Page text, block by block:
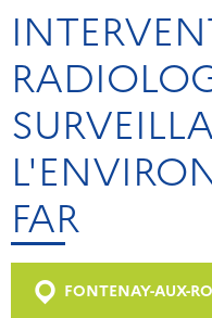
FAR
FONTENAY-AUX-